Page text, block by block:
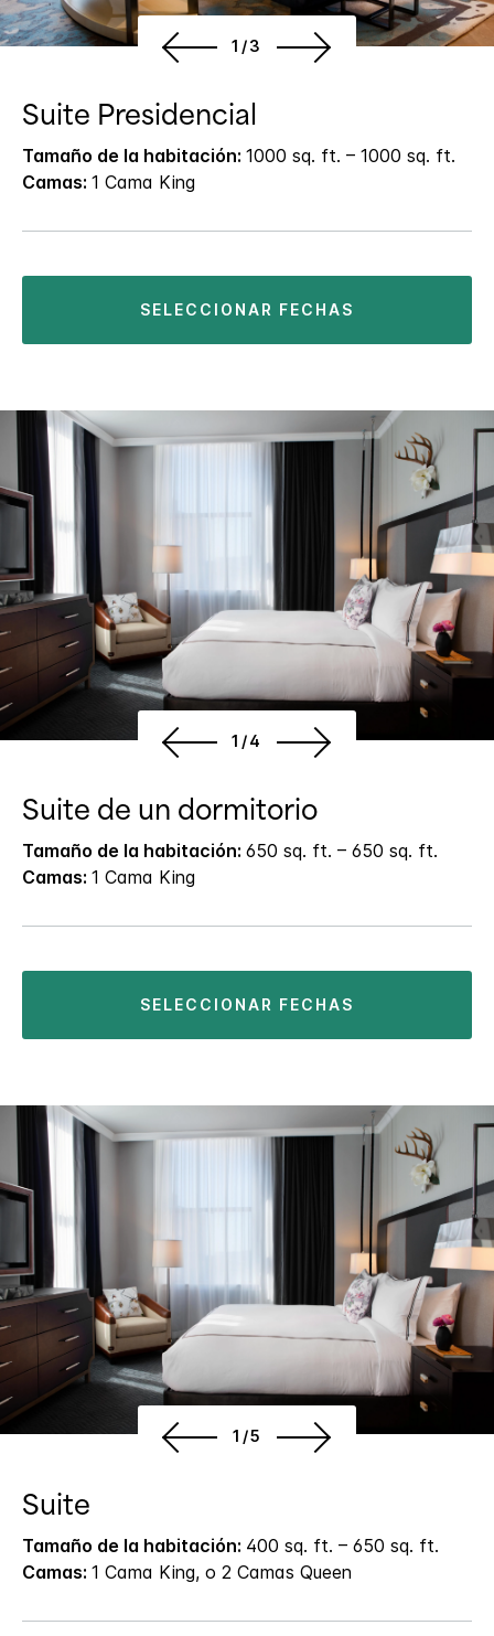
1/3
Suite Presidencial
Tamaño de la habitación: 1000 sq. ft. – 1000 sq. ft.
Camas: 1 Cama King
SELECCIONAR FECHAS
1/4
Suite de un dormitorio
Tamaño de la habitación: 650 sq. ft. – 650 sq. ft.
Camas: 1 Cama King
SELECCIONAR FECHAS
1/5
Suite
Tamaño de la habitación: 400 sq. ft. – 650 sq. ft.
Camas: 1 Cama King, o 2 Camas Queen